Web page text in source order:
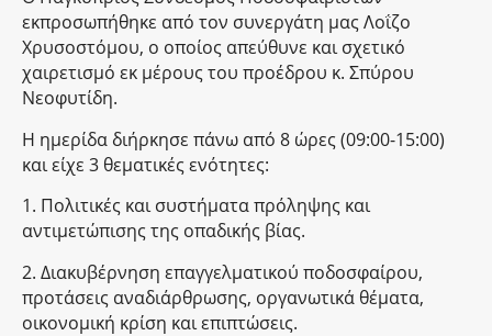
εκπροσωπήθηκε από τον συνεργάτη μας Λοΐζο
Χρυσοστόμου, ο οποίος απεύθυνε και σχετικό
χαιρετισμό εκ μέρους του προέδρου κ. Σπύρου
Νεοφυτίδη.
Η ημερίδα διήρκησε πάνω από 8 ώρες (09:00-15:00)
και είχε 3 θεματικές ενότητες:
1. Πολιτικές και συστήματα πρόληψης και
αντιμετώπισης της οπαδικής βίας.
2. Διακυβέρνηση επαγγελματικού ποδοσφαίρου,
προτάσεις αναδιάρθρωσης, οργανωτικά θέματα,
οικονομική κρίση και επιπτώσεις.